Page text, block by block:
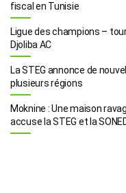
fiscal en Tunisie
Ligue des champions –
Djoliba AC
La STEG annonce de
plusieurs régions
Moknine : Une maison
accuse la STEG et la